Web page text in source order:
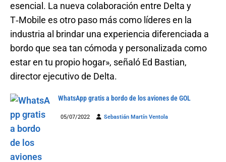
esencial. La nueva colaboración entre Delta y
T‑Mobile es otro paso más como líderes en la
industria al brindar una experiencia diferenciada a
bordo que sea tan cómoda y personalizada como
estar en tu propio hogar», señaló Ed Bastian,
director ejecutivo de Delta.
WhatsApp gratis a bordo de los aviones de GOL
05/07/2022 Sebastián Martín Ventola